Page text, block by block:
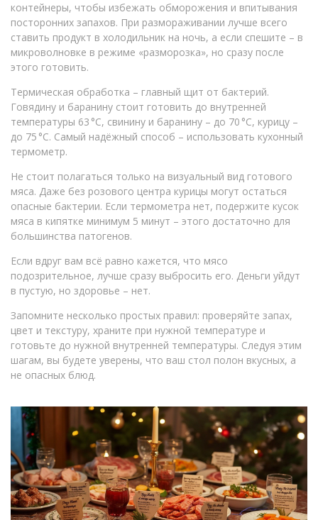
контейнеры, чтобы избежать обморожения и впитывания
посторонних запахов. При размораживании лучше всего
ставить продукт в холодильник на ночь, а если спешите – в
микроволновке в режиме «разморозка», но сразу после
этого готовить.
Термическая обработка – главный щит от бактерий.
Говядину и баранину стоит готовить до внутренней
температуры 63 °C, свинину и баранину – до 70 °C, курицу –
до 75 °C. Самый надёжный способ – использовать кухонный
термометр.
Не стоит полагаться только на визуальный вид готового
мяса. Даже без розового центра курицы могут остаться
опасные бактерии. Если термометра нет, подержите кусок
мяса в кипятке минимум 5 минут – этого достаточно для
большинства патогенов.
Если вдруг вам всё равно кажется, что мясо
подозрительное, лучше сразу выбросить его. Деньги уйдут
в пустую, но здоровье – нет.
Запомните несколько простых правил: проверяйте запах,
цвет и текстуру, храните при нужной температуре и
готовьте до нужной внутренней температуры. Следуя этим
шагам, вы будете уверены, что ваш стол полон вкусных, а
не опасных блюд.